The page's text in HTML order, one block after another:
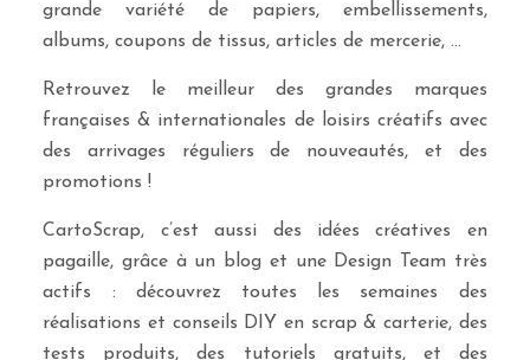
grande variété de papiers, embellissements,
albums, coupons de tissus, articles de mercerie, …
Retrouvez le meilleur des grandes marques
françaises & internationales de loisirs créatifs avec
des arrivages réguliers de nouveautés, et des
promotions !
CartoScrap, c’est aussi des idées créatives en
pagaille, grâce à un blog et une Design Team très
actifs : découvrez toutes les semaines des
réalisations et conseils DIY en scrap & carterie, des
tests produits, des tutoriels gratuits, et des